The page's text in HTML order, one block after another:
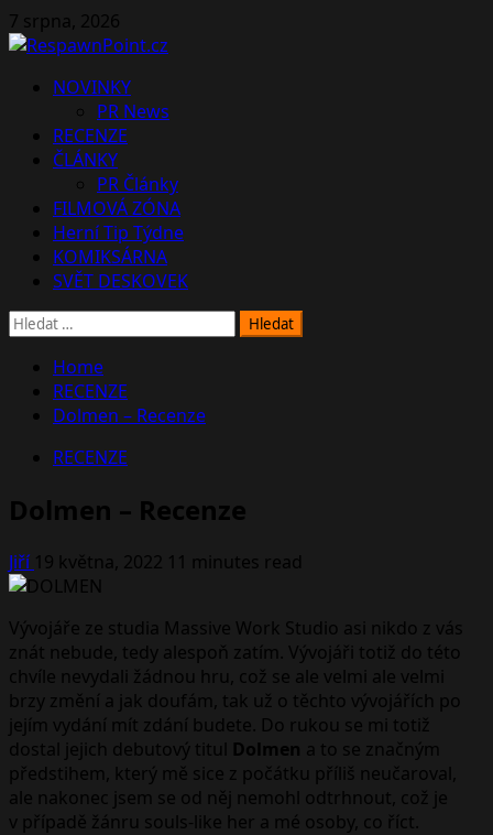
Skip
to
7 srpna, 2026
PrimaryNOVINKY
PR News
RECENZE
ČLÁNKY
PR Články
FILMOVÁ ZÓNA
Herní Tip Týdne
KOMIKSÁRNA
SVĚT DESKOVEK
Vyhledávání
Home
RECENZE
Dolmen – Recenze
RECENZE
Dolmen – Recenze
Jiří 19 května, 2022 11 minutes read
Vývojáře ze studia Massive Work Studio asi nikdo z vás
znát nebude, tedy alespoň zatím. Vývojáři totiž do této
chvíle nevydali žádnou hru, což se ale velmi ale velmi
brzy změní a jak doufám, tak už o těchto vývojářích po
jejím vydání mít zdání budete. Do rukou se mi totiž
dostal jejich debutový titul Dolmen a to se značným
předstihem, který mě sice z počátku příliš neučaroval,
ale nakonec jsem se od něj nemohl odtrhnout, což je
v případě žánru souls-like her a mé osoby, co říct.